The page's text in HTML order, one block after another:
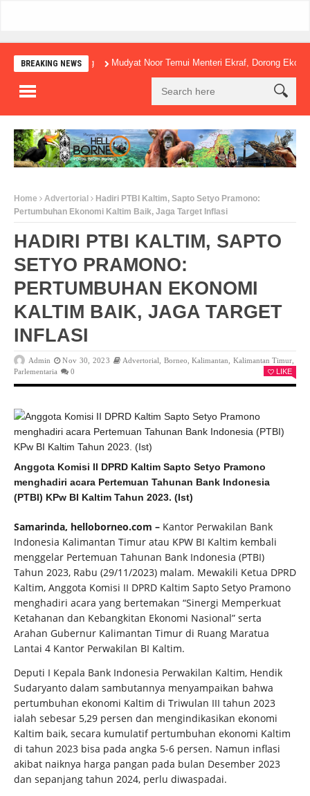
BREAKING NEWSMudyat Noor Temui Menteri Ekraf, Dorong Ekonomi
Home Advertorial
Hadiri PTBI Kaltim, Sapto Setyo Pramono:
Pertumbuhan Ekonomi Kaltim Baik, Jaga Target Inflasi
HADIRI PTBI KALTIM, SAPTO
SETYO PRAMONO:
PERTUMBUHAN EKONOMI
KALTIM BAIK, JAGA TARGET
INFLASI
Admin Nov 30, 2023 Advertorial, Borneo,Kalimantan,Kalimantan Timur,
Parlementaria
0 LIKE
Anggota Komisi II DPRD Kaltim Sapto Setyo Pramono
menghadiri acara Pertemuan Tahunan Bank Indonesia
(PTBI) KPw BI Kaltim Tahun 2023. (Ist)
Samarinda, helloborneo.com – Kantor Perwakilan Bank
Indonesia Kalimantan Timur atau KPW BI Kaltim kembali
menggelar Pertemuan Tahunan Bank Indonesia (PTBI)
Tahun 2023, Rabu (29/11/2023) malam. Mewakili Ketua DPRD
Kaltim, Anggota Komisi II DPRD Kaltim Sapto Setyo Pramono
menghadiri acara yang bertemakan “Sinergi Memperkuat
Ketahanan dan Kebangkitan Ekonomi Nasional” serta
Arahan Gubernur Kalimantan Timur di Ruang Maratua
Lantai 4 Kantor Perwakilan BI Kaltim.
Deputi I Kepala Bank Indonesia Perwakilan Kaltim, Hendik
Sudaryanto dalam sambutannya menyampaikan bahwa
pertumbuhan ekonomi Kaltim di Triwulan III tahun 2023
ialah sebesar 5,29 persen dan mengindikasikan ekonomi
Kaltim baik, secara kumulatif pertumbuhan ekonomi Kaltim
di tahun 2023 bisa pada angka 5-6 persen. Namun inflasi
akibat naiknya harga pangan pada bulan Desember 2023
dan sepanjang tahun 2024, perlu diwaspadai.